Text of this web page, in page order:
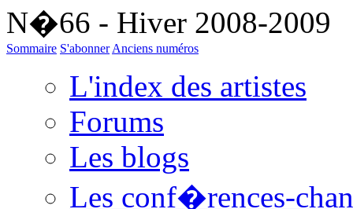
N�66 - Hiver 2008-2009
Sommaire S'abonner Anciens numéros
L'index des artistes
Forums
Les blogs
Les conf�rences-